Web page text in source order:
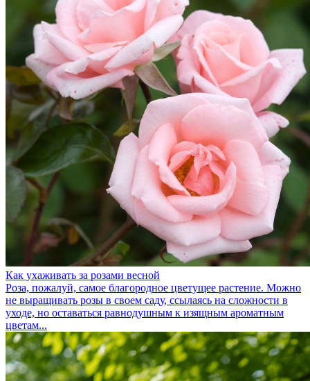
Как ухаживать за розами весной
Роза, пожалуй, самое благородное цветущее растение. Можно
не выращивать розы в своем саду, ссылаясь на сложности в
уходе, но оставаться равнодушным к изящным ароматным
цветам...